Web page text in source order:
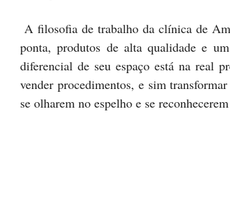
ponta, produtos de alta qualidade e
diferencial de seu espaço está na real
vender procedimentos, e sim
se olharem no espelho e se